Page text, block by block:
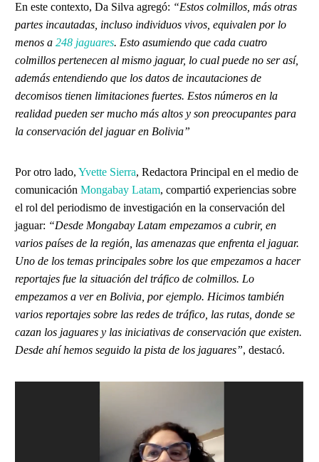
En este contexto, Da Silva agregó: “Estos colmillos, más otras
partes incautadas, incluso individuos vivos, equivalen por lo
menos a 248 jaguares. Esto asumiendo que cada cuatro
colmillos pertenecen al mismo jaguar, lo cual puede no ser así,
además entendiendo que los datos de incautaciones de
decomisos tienen limitaciones fuertes. Estos números en la
realidad pueden ser mucho más altos y son preocupantes para
la conservación del jaguar en Bolivia”
Por otro lado, Yvette Sierra, Redactora Principal en el medio de
comunicación Mongabay Latam, compartió experiencias sobre
el rol del periodismo de investigación en la conservación del
jaguar: “Desde Mongabay Latam empezamos a cubrir, en
varios países de la región, las amenazas que enfrenta el jaguar.
Uno de los temas principales sobre los que empezamos a hacer
reportajes fue la situación del tráfico de colmillos. Lo
empezamos a ver en Bolivia, por ejemplo. Hicimos también
varios reportajes sobre las redes de tráfico, las rutas, donde se
cazan los jaguares y las iniciativas de conservación que existen.
Desde ahí hemos seguido la pista de los jaguares”, destacó.